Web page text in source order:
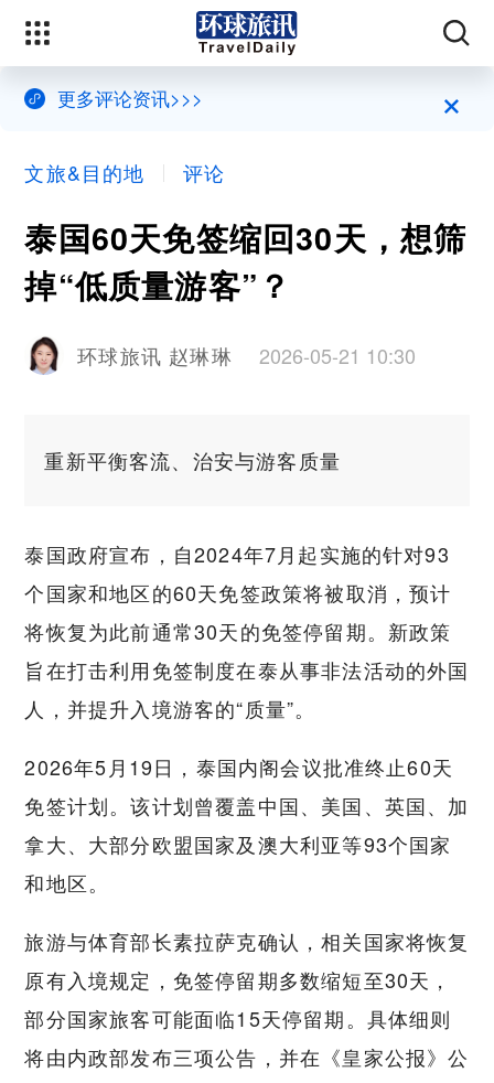
更多评论资讯>>> ×
文旅&目的地 评论
泰国60天免签缩回30天，想筛
掉“低质量游客”？
环球旅讯 赵琳琳 2026-05-21 10:30
重新平衡客流、治安与游客质量
泰国政府宣布，自2024年7月起实施的针对93
个国家和地区的60天免签政策将被取消，预计
将恢复为此前通常30天的免签停留期。新政策
旨在打击利用免签制度在泰从事非法活动的外国
人，并提升入境游客的“质量”。
2026年5月19日，泰国内阁会议批准终止60天
免签计划。该计划曾覆盖中国、美国、英国、加
拿大、大部分欧盟国家及澳大利亚等93个国家
和地区。
旅游与体育部长素拉萨克确认，相关国家将恢复
原有入境规定，免签停留期多数缩短至30天，
部分国家旅客可能面临15天停留期。具体细则
将由内政部发布三项公告，并在《皇家公报》公